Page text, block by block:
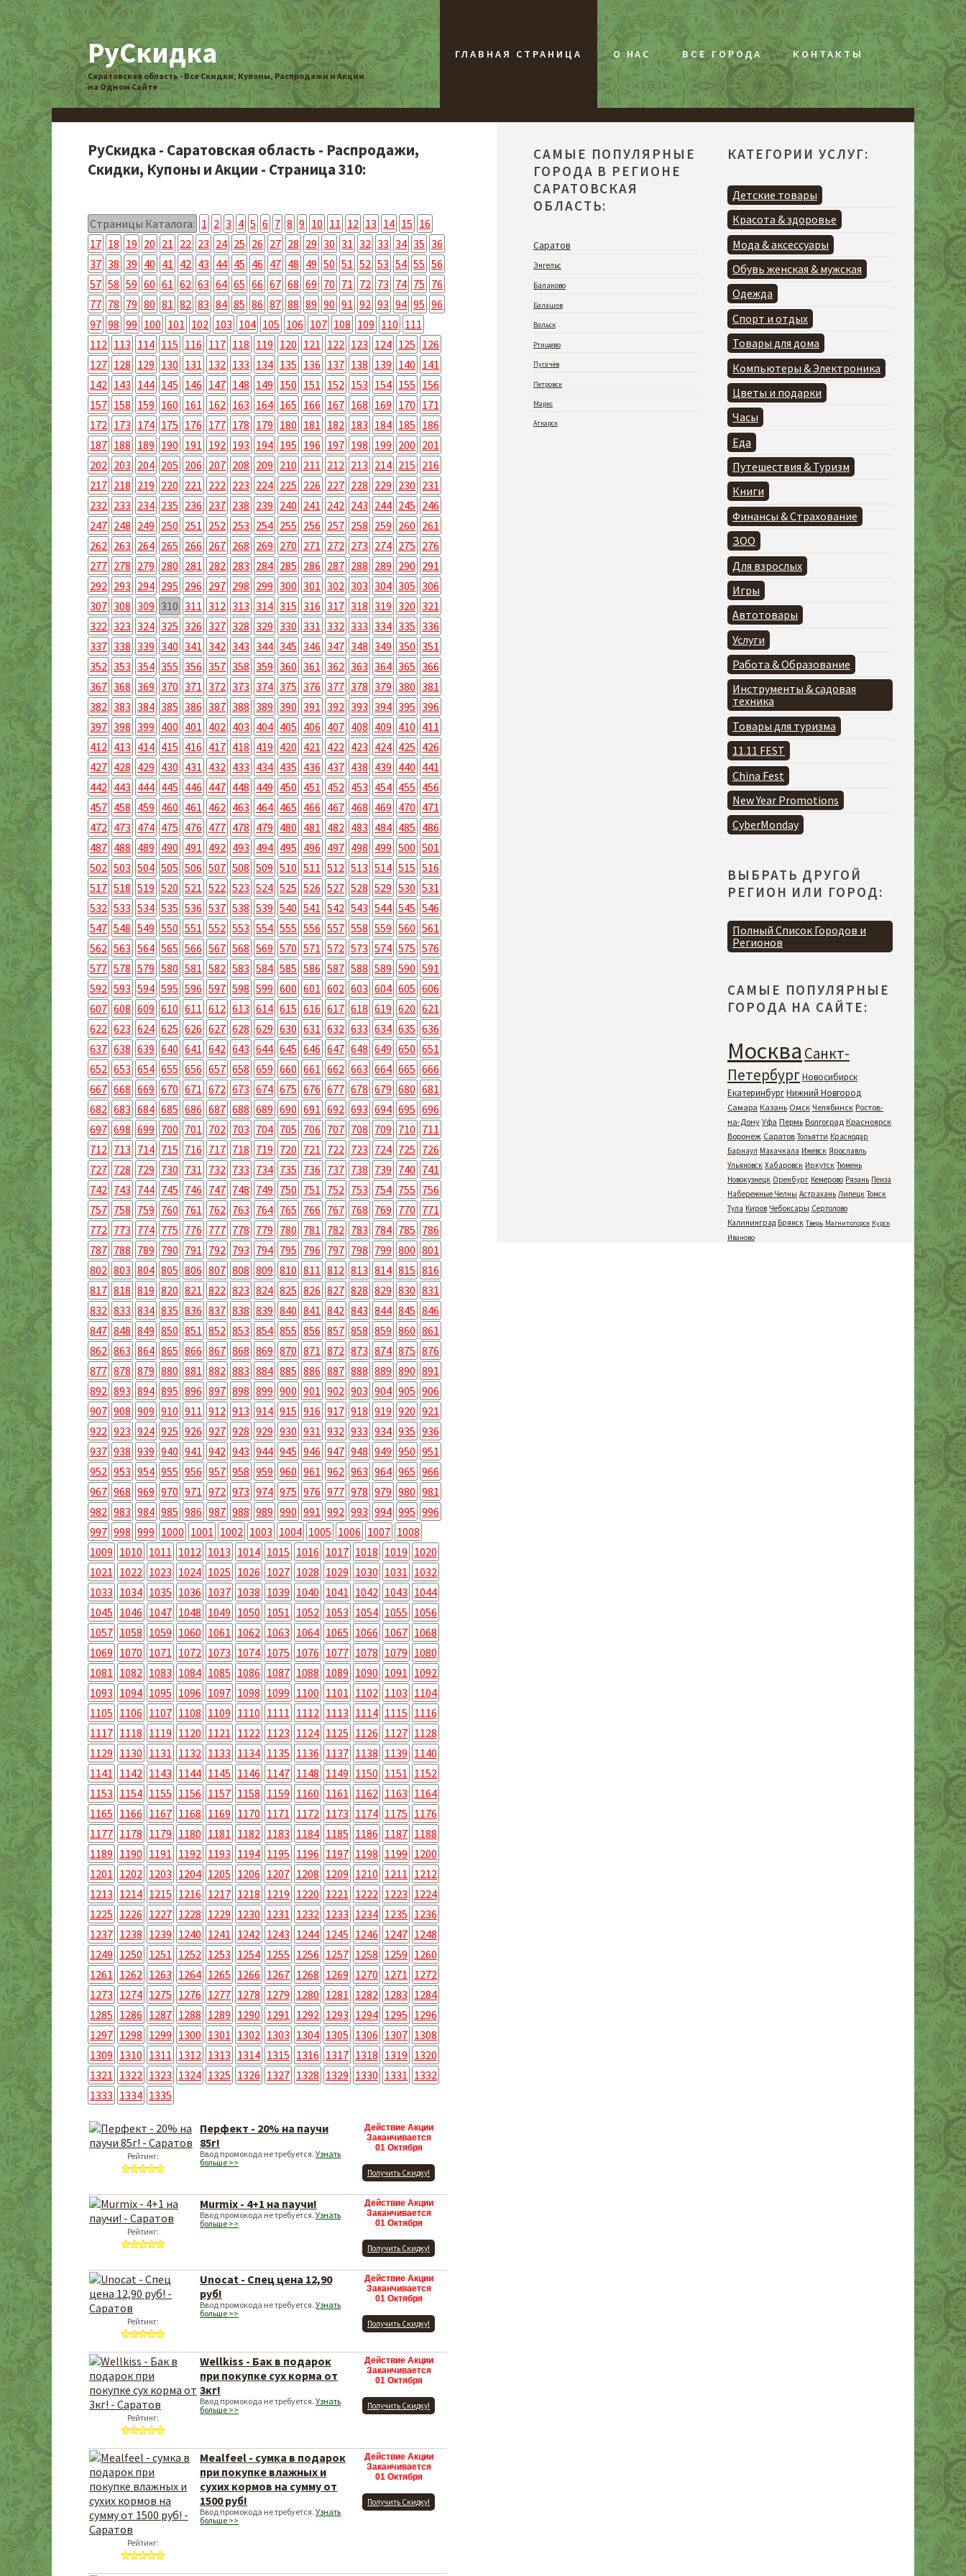
РуСкидка
Саратовская область - Все Скидки, Купоны, Распродажи и Акции
на Одном Сайте
ГЛАВНАЯ СТРАНИЦА О НАС ВСЕ ГОРОДА КОНТАКТЫ
РуСкидка - Саратовская область - Распродажи,
Скидки, Купоны и Акции - Страница 310:
Страницы Каталога: 1 2 3 4 5 6 7 8 9 10 11 12 13 14 15 16
17 18 19 20 21 22 23 24 25 26 27 28 29 30 31 32 33 34 35 36
37 38 39 40 41 42 43 44 45 46 47 48 49 50 51 52 53 54 55 56
57 58 59 60 61 62 63 64 65 66 67 68 69 70 71 72 73 74 75 76
77 78 79 80 81 82 83 84 85 86 87 88 89 90 91 92 93 94 95 96
97 98 99 100 101 102 103 104 105 106 107 108 109 110 111
112 113 114 115 116 117 118 119 120 121 122 123 124 125 126
127 128 129 130 131 132 133 134 135 136 137 138 139 140 141
142 143 144 145 146 147 148 149 150 151 152 153 154 155 156
157 158 159 160 161 162 163 164 165 166 167 168 169 170 171
172 173 174 175 176 177 178 179 180 181 182 183 184 185 186
187 188 189 190 191 192 193 194 195 196 197 198 199 200 201
202 203 204 205 206 207 208 209 210 211 212 213 214 215 216
217 218 219 220 221 222 223 224 225 226 227 228 229 230 231
232 233 234 235 236 237 238 239 240 241 242 243 244 245 246
247 248 249 250 251 252 253 254 255 256 257 258 259 260 261
262 263 264 265 266 267 268 269 270 271 272 273 274 275 276
277 278 279 280 281 282 283 284 285 286 287 288 289 290 291
292 293 294 295 296 297 298 299 300 301 302 303 304 305 306
307 308 309 310 311 312 313 314 315 316 317 318 319 320 321
322 323 324 325 326 327 328 329 330 331 332 333 334 335 336
337 338 339 340 341 342 343 344 345 346 347 348 349 350 351
352 353 354 355 356 357 358 359 360 361 362 363 364 365 366
367 368 369 370 371 372 373 374 375 376 377 378 379 380 381
382 383 384 385 386 387 388 389 390 391 392 393 394 395 396
397 398 399 400 401 402 403 404 405 406 407 408 409 410 411
412 413 414 415 416 417 418 419 420 421 422 423 424 425 426
427 428 429 430 431 432 433 434 435 436 437 438 439 440 441
442 443 444 445 446 447 448 449 450 451 452 453 454 455 456
457 458 459 460 461 462 463 464 465 466 467 468 469 470 471
472 473 474 475 476 477 478 479 480 481 482 483 484 485 486
487 488 489 490 491 492 493 494 495 496 497 498 499 500 501
502 503 504 505 506 507 508 509 510 511 512 513 514 515 516
517 518 519 520 521 522 523 524 525 526 527 528 529 530 531
532 533 534 535 536 537 538 539 540 541 542 543 544 545 546
547 548 549 550 551 552 553 554 555 556 557 558 559 560 561
562 563 564 565 566 567 568 569 570 571 572 573 574 575 576
577 578 579 580 581 582 583 584 585 586 587 588 589 590 591
592 593 594 595 596 597 598 599 600 601 602 603 604 605 606
607 608 609 610 611 612 613 614 615 616 617 618 619 620 621
622 623 624 625 626 627 628 629 630 631 632 633 634 635 636
637 638 639 640 641 642 643 644 645 646 647 648 649 650 651
652 653 654 655 656 657 658 659 660 661 662 663 664 665 666
667 668 669 670 671 672 673 674 675 676 677 678 679 680 681
682 683 684 685 686 687 688 689 690 691 692 693 694 695 696
697 698 699 700 701 702 703 704 705 706 707 708 709 710 711
712 713 714 715 716 717 718 719 720 721 722 723 724 725 726
727 728 729 730 731 732 733 734 735 736 737 738 739 740 741
742 743 744 745 746 747 748 749 750 751 752 753 754 755 756
757 758 759 760 761 762 763 764 765 766 767 768 769 770 771
772 773 774 775 776 777 778 779 780 781 782 783 784 785 786
787 788 789 790 791 792 793 794 795 796 797 798 799 800 801
802 803 804 805 806 807 808 809 810 811 812 813 814 815 816
817 818 819 820 821 822 823 824 825 826 827 828 829 830 831
832 833 834 835 836 837 838 839 840 841 842 843 844 845 846
847 848 849 850 851 852 853 854 855 856 857 858 859 860 861
862 863 864 865 866 867 868 869 870 871 872 873 874 875 876
877 878 879 880 881 882 883 884 885 886 887 888 889 890 891
892 893 894 895 896 897 898 899 900 901 902 903 904 905 906
907 908 909 910 911 912 913 914 915 916 917 918 919 920 921
922 923 924 925 926 927 928 929 930 931 932 933 934 935 936
937 938 939 940 941 942 943 944 945 946 947 948 949 950 951
952 953 954 955 956 957 958 959 960 961 962 963 964 965 966
967 968 969 970 971 972 973 974 975 976 977 978 979 980 981
982 983 984 985 986 987 988 989 990 991 992 993 994 995 996
997 998 999 1000 1001 1002 1003 1004 1005 1006 1007 1008
1009 1010 1011 1012 1013 1014 1015 1016 1017 1018 1019 1020
1021 1022 1023 1024 1025 1026 1027 1028 1029 1030 1031 1032
1033 1034 1035 1036 1037 1038 1039 1040 1041 1042 1043 1044
1045 1046 1047 1048 1049 1050 1051 1052 1053 1054 1055 1056
1057 1058 1059 1060 1061 1062 1063 1064 1065 1066 1067 1068
1069 1070 1071 1072 1073 1074 1075 1076 1077 1078 1079 1080
1081 1082 1083 1084 1085 1086 1087 1088 1089 1090 1091 1092
1093 1094 1095 1096 1097 1098 1099 1100 1101 1102 1103 1104
1105 1106 1107 1108 1109 1110 1111 1112 1113 1114 1115 1116
1117 1118 1119 1120 1121 1122 1123 1124 1125 1126 1127 1128
1129 1130 1131 1132 1133 1134 1135 1136 1137 1138 1139 1140
1141 1142 1143 1144 1145 1146 1147 1148 1149 1150 1151 1152
1153 1154 1155 1156 1157 1158 1159 1160 1161 1162 1163 1164
1165 1166 1167 1168 1169 1170 1171 1172 1173 1174 1175 1176
1177 1178 1179 1180 1181 1182 1183 1184 1185 1186 1187 1188
1189 1190 1191 1192 1193 1194 1195 1196 1197 1198 1199 1200
1201 1202 1203 1204 1205 1206 1207 1208 1209 1210 1211 1212
1213 1214 1215 1216 1217 1218 1219 1220 1221 1222 1223 1224
1225 1226 1227 1228 1229 1230 1231 1232 1233 1234 1235 1236
1237 1238 1239 1240 1241 1242 1243 1244 1245 1246 1247 1248
1249 1250 1251 1252 1253 1254 1255 1256 1257 1258 1259 1260
1261 1262 1263 1264 1265 1266 1267 1268 1269 1270 1271 1272
1273 1274 1275 1276 1277 1278 1279 1280 1281 1282 1283 1284
1285 1286 1287 1288 1289 1290 1291 1292 1293 1294 1295 1296
1297 1298 1299 1300 1301 1302 1303 1304 1305 1306 1307 1308
1309 1310 1311 1312 1313 1314 1315 1316 1317 1318 1319 1320
1321 1322 1323 1324 1325 1326 1327 1328 1329 1330 1331 1332
1333 1334 1335
Рейтинг:
Перфект - 20% на паучи
85г!
Ввод промокода не требуется. Узнать
больше >>
Действие Акции
Заканчивается
01 Октября
Получить Скидку!
Рейтинг:
Murmix - 4+1 на паучи!
Ввод промокода не требуется. Узнать
больше >>
Действие Акции
Заканчивается
01 Октября
Получить Скидку!
Рейтинг:
Unocat - Спец цена 12,90
руб!
Ввод промокода не требуется. Узнать
больше >>
Действие Акции
Заканчивается
01 Октября
Получить Скидку!
Рейтинг:
Wellkiss - Бак в подарок
при покупке сух корма от
3кг!
Ввод промокода не требуется. Узнать
больше >>
Действие Акции
Заканчивается
01 Октября
Получить Скидку!
Рейтинг:
Mealfeel - сумка в подарок
при покупке влажных и
сухих кормов на сумму от
1500 руб!
Ввод промокода не требуется. Узнать
больше >>
Действие Акции
Заканчивается
01 Октября
Получить Скидку!
САМЫЕ ПОПУЛЯРНЫЕ
ГОРОДА В РЕГИОНЕ
САРАТОВСКАЯ
ОБЛАСТЬ:
Саратов
Энгельс
Балаково
Балашов
Вольск
Ртищево
Пугачёв
Петровск
Маркс
Аткарск
КАТЕГОРИИ УСЛУГ:
Детские товары
Красота & здоровье
Мода & аксессуары
Обувь женская & мужская
Одежда
Спорт и отдых
Товары для дома
Компьютеры & Электроника
Цветы и подарки
Часы
Еда
Путешествия & Туризм
Книги
Финансы & Страхование
ЗОО
Для взрослых
Игры
Автотовары
Услуги
Работа & Образование
Инструменты & садовая
техника
Товары для туризма
11.11 FEST
China Fest
New Year Promotions
CyberMonday
ВЫБРАТЬ ДРУГОЙ
РЕГИОН ИЛИ ГОРОД:
Полный Список Городов и
Регионов
САМЫЕ ПОПУЛЯРНЫЕ
ГОРОДА НА САЙТЕ:
Москва Санкт-
ПетербургНовосибирск
ЕкатеринбургНижний Новгород
Самара Казань Омск Челябинск Ростов-
на-Дону Уфа Пермь Волгоград Красноярск
Воронеж Саратов Тольятти Краснодар
Барнаул Махачкала Ижевск Ярославль
Ульяновск Хабаровск Иркутск Тюмень
Новокузнецк Оренбург Кемерово Рязань Пенза
Набережные Челны Астрахань Липецк Томск
Тула Киров Чебоксары Сертолово
Калининград Брянск Тверь Магнитогорск Курск
Иваново